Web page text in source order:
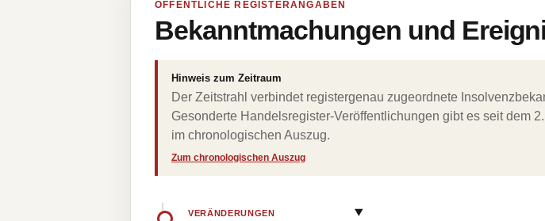
ÖFFENTLICHE REGISTERANGABEN
Bekanntmachungen und
Hinweis zum Zeitraum
Der Zeitstrahl verbindet registergenau zugeordnete
Gesonderte Handelsregister-Veröffentlichungen gibt es seit dem
im chronologischen Auszug.
Zum chronologischen Auszug
VERÄNDERUNGEN